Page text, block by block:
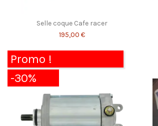
Selle coque Cafe racer
195,00 €
Promo !
-30%